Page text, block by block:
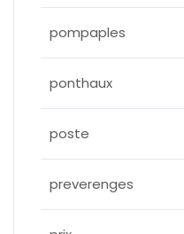
pompaples
ponthaux
poste
preverenges